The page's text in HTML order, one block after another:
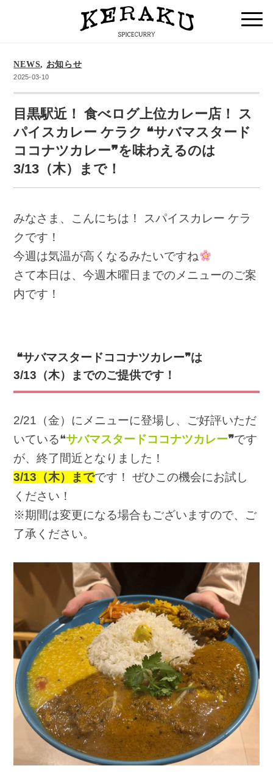
NEWS, お知らせ
2025-03-10
目黒駅近！ 食べログ上位カレー店！ ス
パイスカレー ケラク ❝サバマスタード
ココナツカレー❞を味わえるのは
3/13（木）まで！
みなさま、こんにちは！ スパイスカレー ケラ
クです！
今週は気温が高くなるみたいですね
さて本日は、今週木曜日までのメニューのご案
内です！
❝サバマスタードココナツカレー❞は
3/13（木）までのご提供です！
2/21（金）にメニューに登場し、ご好評いただ
いている❝サバマスタードココナツカレー❞です
が、終了間近となりました！
3/13（木）までです！ ぜひこの機会にお試し
ください！
※期間は変更になる場合もございますので、ご
了承ください。